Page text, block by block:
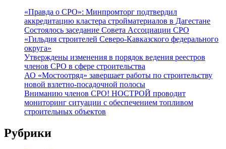
«Правда о СРО»: Минпромторг подтвердил
аккредитацию кластера стройматериалов в Дагестане
Состоялось заседание Совета Ассоциации СРО
«Гильдия строителей Северо-Кавказского федерального
округа»
Утверждены изменения в порядок ведения реестров
членов СРО в сфере строительства
АО «Мостоотряд» завершает работы по строительству
новой взлетно-посадочной полосы
Вниманию членов СРО! НОСТРОЙ проводит
мониторинг ситуации с обеспечением топливом
строительных объектов
Рубрики